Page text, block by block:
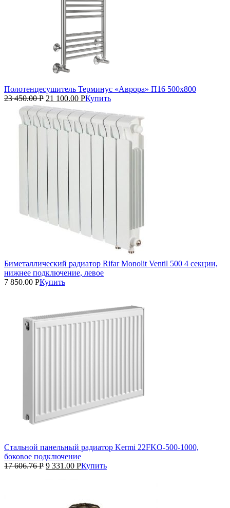
Полотенцесушитель Терминус «Аврора» П16 500х800
23 450.00Р 21 100.00 РКупить
Биметаллический радиатор Rifar Monolit Ventil 500 4 секции,
нижнее подключение, левое
7 850.00 РКупить
Стальной панельный радиатор Kermi 22FKO‑500‑1000,
боковое подключение
17 606.76Р 9 331.00 РКупить